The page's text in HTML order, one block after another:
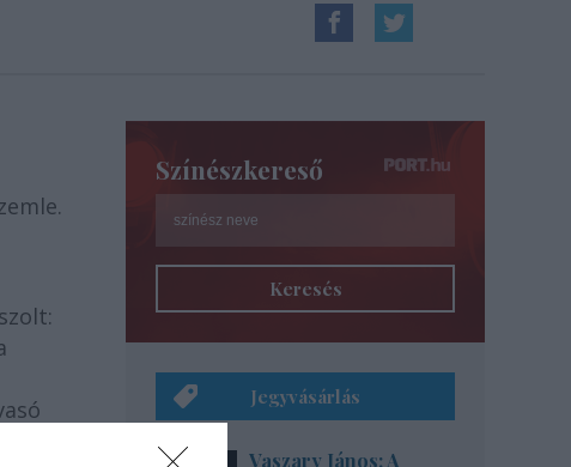
Színészkereső
Keresés
Jegyvásárlás
Vaszary János: A